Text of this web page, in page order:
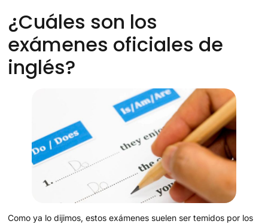
¿Cuáles son los
exámenes oficiales de
inglés?
Como ya lo dijimos, estos exámenes suelen ser temidos por los